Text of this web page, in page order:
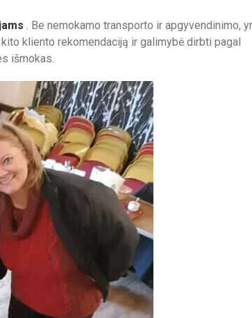
. Be nemokamo transporto ir apgyvendinimo,
kliento rekomendaciją ir galimybė dirbti pagal
išmokas.